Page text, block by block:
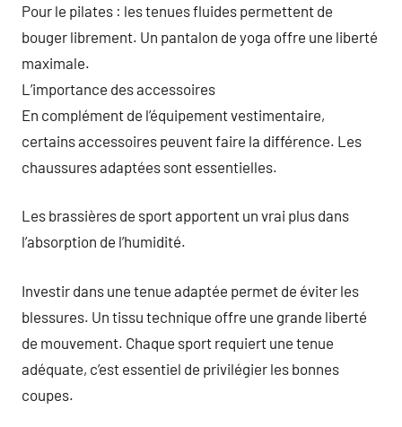
Pour le pilates : les tenues fluides permettent de
bouger librement. Un pantalon de yoga offre une liberté
maximale.
L’importance des accessoires
En complément de l’équipement vestimentaire,
certains accessoires peuvent faire la différence. Les
chaussures adaptées sont essentielles.
Les brassières de sport apportent un vrai plus dans
l’absorption de l’humidité.
Investir dans une tenue adaptée permet de éviter les
blessures. Un tissu technique offre une grande liberté
de mouvement. Chaque sport requiert une tenue
adéquate, c’est essentiel de privilégier les bonnes
coupes.